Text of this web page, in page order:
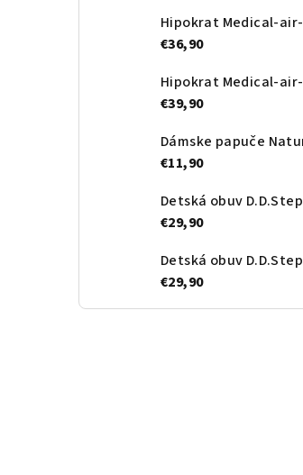
€36,90
€39,90
€11,90
€29,90
€29,90